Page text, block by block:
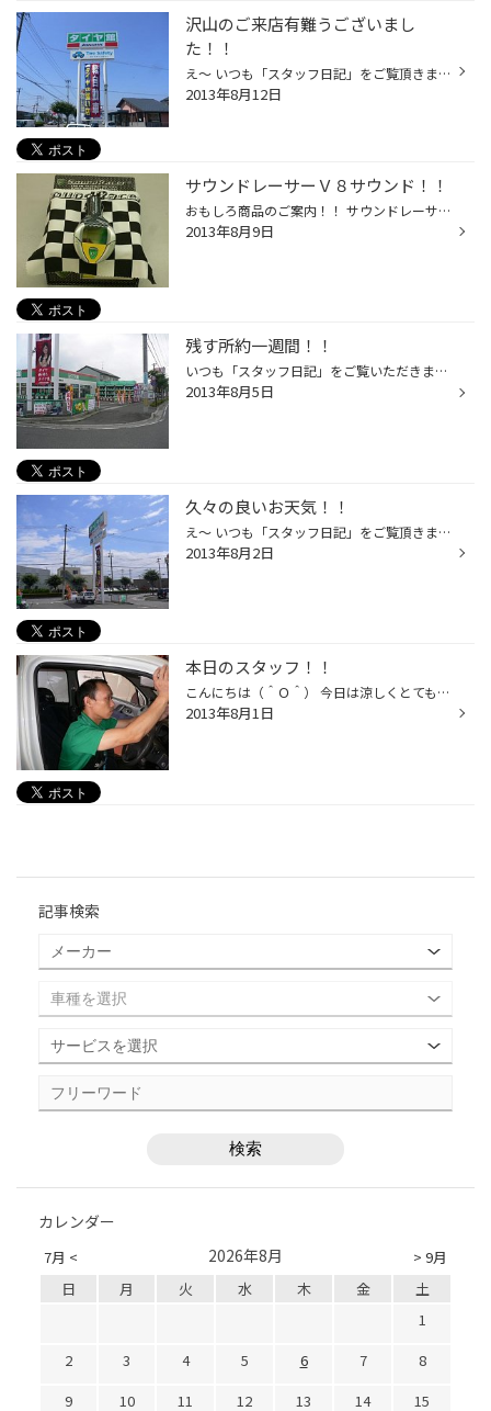
沢山のご来店有難うございまし
た！！
え～ いつも「スタッフ日記」をご覧頂きまして有難うございます。 ロングランで行いました夏タイヤ売り尽くし/メンテナンスフェアーも 昨日で終了致しました。 沢山のお客様にご来店頂きまして有難うございました。 引き続きお出かけ前の安全点検をオススメ致します！！ 連休で遠方へお出かけになる...
2013年8月12日
サウンドレーサーＶ８サウンド！！
おもしろ商品のご案内！！ サウンドレーサー Ｖ８サウンド！！ シガライターソケットに差し込むだけで エンジン回転数にシンクロしたチューンドエンジンサウンドが手に入るガジェット（＾＾） エンジン回転数に合わせて音が変化するとても楽しい商品です♪ この迫力のＶ８サウンドの音源となったの...
2013年8月9日
残す所約一週間！！
いつも「スタッフ日記」をご覧いただきまして有難うございます。 え～ 週末は沢山のご来店有難うございました！！ 好評の夏タイヤ売り尽くし/メンテナンスフェアー も残す所一週間となりました。 まだまだタイヤ在庫ありますよ～～ 安いですよ～～ オイルバッテリーは大丈夫ですか～～ という事で８...
2013年8月5日
久々の良いお天気！！
え～ いつも「スタッフ日記」をご覧頂きまして有難うございます。 ついに・・・・・ やっと・・・・・ 梅雨あける？？？・・・ やっぱ夏は ピカッーと晴れてもらわないとつまんな～い ですよね？ 久々の晴れ間なので気分が高揚してます！ 好評の夏タイヤ売り尽くし/メンテナンスセールですが 残す...
2013年8月2日
本日のスタッフ！！
こんにちは（＾Ｏ＾） 今日は涼しくとても過ごしやすい一日です。 いつもはジリジリ・・・ムシムシ・・・と暑いピットも 今日は爽やかです。 うちのメンズは暑苦しいですが・・・ そうそう、タイヤ屋さんって女性の方は入りづら～いイメージですよね お車のこと＝男の人・・・みたいな でもご心配な...
2013年8月1日
記事検索
カレンダー
7月 < > 9月
2026年8月
日 月 火 水 木 金
土
1
2
3 4 5 6 7
8
9
10 11 12 13 14 15